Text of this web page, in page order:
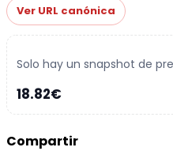
Ver URL canónica
Solo hay un snapshot de
18.82€
Compartir